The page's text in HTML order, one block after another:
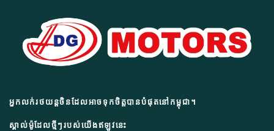
អ្នកលក់រថយន្តចិនដែលអាចទុកចិត្តបានបំផុតនៅកម្ពុជា។
ស្គាល់ម៉ូដែលថ្មីៗរបស់យើងឥឡូវនេះ